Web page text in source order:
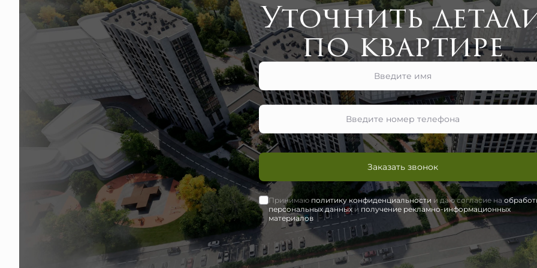
Уточнить
по квартире
Заказать звонок
Принимаю политику конфиденциальности и даю согласие на
персональных данныхи получение рекламно-информационных
материалов